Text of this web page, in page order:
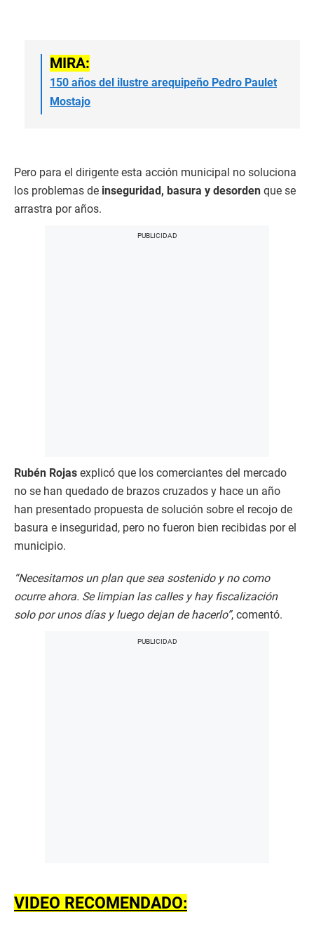
MIRA:
150 años del ilustre arequipeño Pedro Paulet
Mostajo
Pero para el dirigente esta acción municipal no soluciona
los problemas de inseguridad, basura y desorden que se
arrastra por años.
Rubén Rojas explicó que los comerciantes del mercado
no se han quedado de brazos cruzados y hace un año
han presentado propuesta de solución sobre el recojo de
basura e inseguridad, pero no fueron bien recibidas por el
municipio.
“Necesitamos un plan que sea sostenido y no como
ocurre ahora. Se limpian las calles y hay fiscalización
solo por unos días y luego dejan de hacerlo”, comentó.
VIDEO RECOMENDADO: